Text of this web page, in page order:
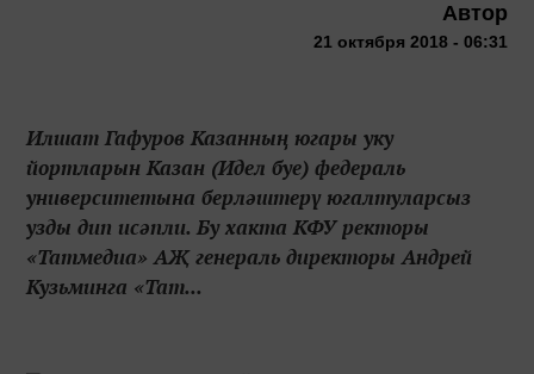
Автор
21 октября 2018 - 06:31
Илшат Гафуров Казанның югары уку
йортларын Казан (Идел буе) федераль
университетына берләштерү югалтуларсыз
узды дип исәпли. Бу хакта КФУ ректоры
«Татмедиа» АҖ генераль директоры Андрей
Кузьминга «Тат...